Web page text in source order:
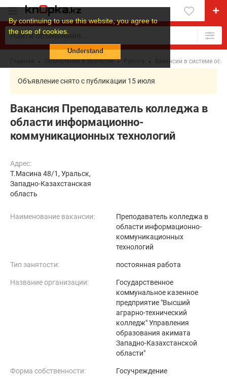
By continuing to use this website, you agree to
the use of cookies.
Understand
Объявления в Уральске Вакансии в системе
Объявление снято с публикации 15 июля
Вакансия Преподаватель колледжа в
области информационно-
коммуникационных технологий
Адрес:
Т.Масина 48/1, Уральск,
Западно-Казахстанская
область
Наименование вакансии:
Преподаватель колледжа в
области информационно-
коммуникационных
технологий
Тип занятости: постоянная работа
Название организации:
Государственное
коммунальное казенное
предприятие "Высший
аграрно-технический
колледж" Управления
образования акимата
Западно-Казахстанской
области"
Форма собственности: Госучреждение